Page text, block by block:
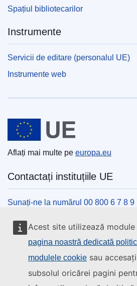
Acest site utilizează
pagina noastră dedicată
modulele cookie sau
subsolul oricărei pagini
Spațiul bibliotecarilor
Instrumente
Servicii de editare (personalul UE)
Instrumente web
Uniunea Europeană
Aflați mai multe pe europa.eu
Contactați instituțiile UE
Sunați-ne la numărul 00 800 6 7 8 9
Utilizați alte opțiuni telefonice
Scrieți-ne completând formularul de